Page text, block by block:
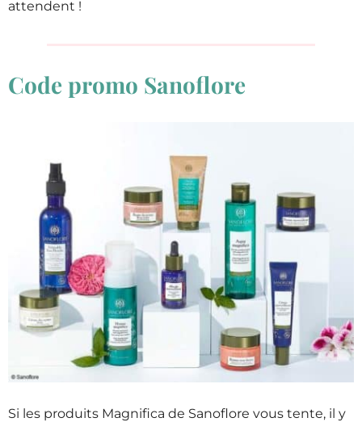
attendent !
Code promo Sanoflore
Si les produits Magnifica de Sanoflore vous tente, il y